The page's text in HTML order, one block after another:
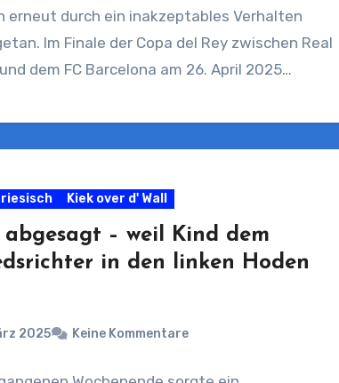
erneut durch ein inakzeptables Verhalten
Im Finale der Copa del Rey zwischen Real
dem FC Barcelona am 26. April 2025…
Kiek over d' Wall
abgesagt – weil Kind dem
in den linken Hoden
2025 Keine Kommentare